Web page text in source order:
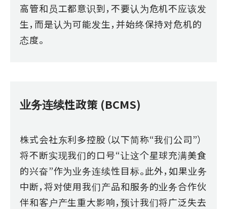
高管和员工都意识到，不要认为危机不应该发
生，而是认为可能发生，并始终保持对危机的
态度。
业务连续性政策 (BCMS)
株式会社东利多控股（以下简称“我们公司”）
将不断实现我们的口号“让这个星球充满美食
的兴奋”作为业务连续性目标。此外，如果业务
中断，将对使用我们产品和服务的业务合作伙
伴和客户产生重大影响，预计我们将广泛失去